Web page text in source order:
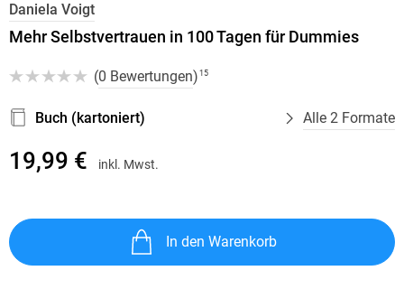
Daniela Voigt
Mehr Selbstvertrauen in 100 Tagen für Dummies
(0 Bewertungen) 15
Buch (kartoniert) Alle 2 Formate
19,99 € inkl. Mwst.
In den Warenkorb